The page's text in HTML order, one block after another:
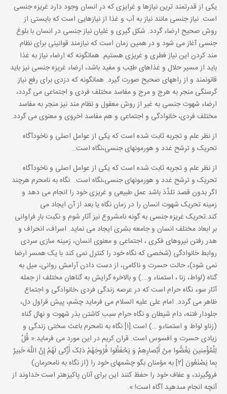
یکی از قدرتمند ترین نیازها و غرایزی که در انسان وجود دارد غریزه جنسی
است. نیاز جنسی مانند نیاز به آب و غذا از نیازهایی است که بایستی از
روش صحیح ارضاء گردد. شکل گیری و غلیان نیاز جنسی در انسان با بلوغ
جنسی آغاز می شود و در همین زمان است که نیازمند قوانینی برای نظام
مند کردن این نیاز فطری و غریزی هستیم. همانگونه که ارضاء نیاز به غذا
باید از مسیر حلال و غذاهای طیّب و مفید باشد، ارضاء غریزه جنسی نیز باید
قانونمند و از راههای صحیح صورت گیرد. همانگونه که دزدی برای رفع نیاز
گرسنگی منجر به هرج و مرج و مفاسد مختلف فردی و اجتماعی می گردد،
ارضاء شهوت جنسی به غیر از روش معقول و نظام مند نیز منجر به مفاسد
مختلف فردی، خانوادگی و اجتماعی و هم مفاسد اخروی و معنوی می گردد.
از نظر علم و تجربه ثابت شده است که یکی از عوامل اصلی و ناخودآگاه
تحریک و ترشح غدد و هورمونهای جنسی،نگاه است…
از نظر علم و تجربه ثابت شده است که یکی از عوامل اصلی و ناخودآگاه
تحریک و ترشح غدد و هورمونهای جنسی،نگاه است. نگاه به نامحرم هرچند
اگر بدون قصد تلذّذ باشد عمل طبیعی و غریزی خود را انجام می دهد و
زمینه تحریک شهوت انسان را در زمان نگاه یا بعد از آن ایجاد می
کند.تحریک غریزه جنسی به گونه نامشروع نیز آثار شوم و نکبت بار فراوانی
بر ابعاد مختلف انسان و جامعه بشری ایجاد می نماید. اسراف، انحراف و
هدر رفتن نیروهای فکری ، اجتماعی و معنوی انسان، زمینه سازی سردی
روابط خانوادگی (شخصی که نگاه خود را کنترل نمی کند با یک همسر ارضا
نمی شود)، حالت حسرت و ناکامی، از دست دادن آرامش روانی، میل به
گناه (لواط، زنا ، استمناء و….) و بالاخره گرایش به گناهان مختلف از جمله
آثار سوء نگاه حرام است که در عرصه زندگی فردی ،خانوادگی و اجتماع
ظاهر می گردد. امام علی علیه السلام می فرماید چشم، پیش قراول دل،
جلودار فتنه، دام شیطان و نگاه حرام سبب کاشتن بذر شهوت و نهال گناه
(زناو لواط و استمناءو …) است.[۱] نگاه به نامحرم باعث سختی زندگی و
زیادی حسرت و افسوس است. قران کریم در این مورد می فرماید:« قُلْ
لِلْمُؤْمِنینَ یَغُضُّوا مِنْ أَبْصارِهِمْ وَ یَحْفَظُوا فُرُوجَهُمْ ذلِکَ أَزْکى‏ لَهُمْ إِنَّ اللَّهَ خَبیرٌ
بِما یَصْنَعُونَ [۲] به مؤمنان بگو چشمهاى خود را (از نگاه به نامحرمان)
فروگیرند، و عفاف خود را حفظ کنند این براى آنان پاکیزه‏تر است خداوند از
آنچه انجام مى‏دهید آگاه است! ».